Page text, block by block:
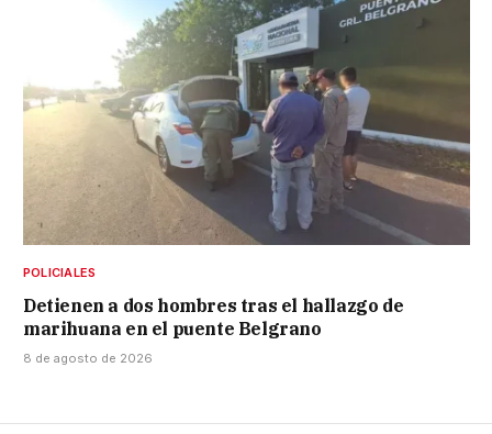
POLICIALES
Detienen a dos hombres tras el hallazgo de
marihuana en el puente Belgrano
8 de agosto de 2026